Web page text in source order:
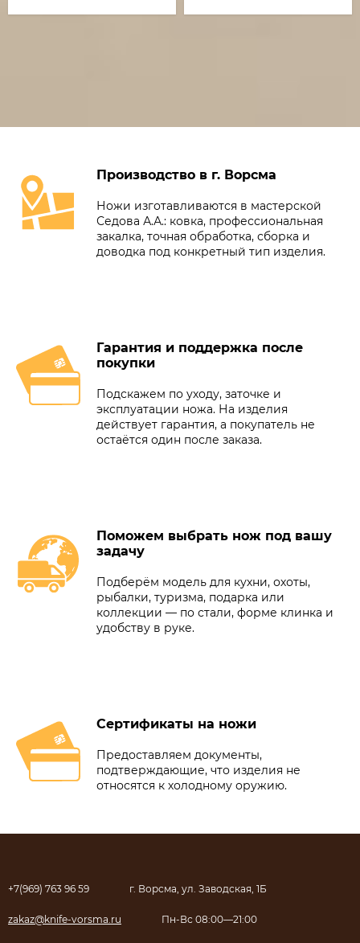
Производство в г. Ворсма
Ножи изготавливаются в мастерской
Седова А.А.: ковка, профессиональная
закалка, точная обработка, сборка и
доводка под конкретный тип изделия.
Гарантия и поддержка после
покупки
Подскажем по уходу, заточке и
эксплуатации ножа. На изделия
действует гарантия, а покупатель не
остаётся один после заказа.
Поможем выбрать нож под вашу
задачу
Подберём модель для кухни, охоты,
рыбалки, туризма, подарка или
коллекции — по стали, форме клинка и
удобству в руке.
Сертификаты на ножи
Предоставляем документы,
подтверждающие, что изделия не
относятся к холодному оружию.
+7(969) 763 96 59 г. Ворсма, ул. Заводская, 1Б
zakaz@knife-vorsma.ru Пн-Вс 08:00—21:00